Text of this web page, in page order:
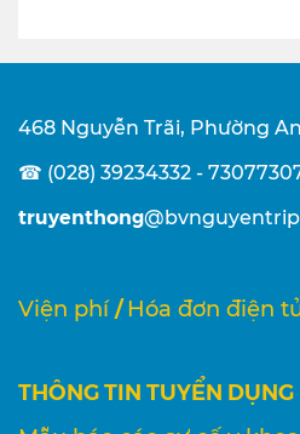
468 Nguyễn Trãi, Phường
☎ (028) 39234332 -
truyenthong
Viện phí / Hóa đơn điện
THÔNG TIN TUYỂN DỤNG